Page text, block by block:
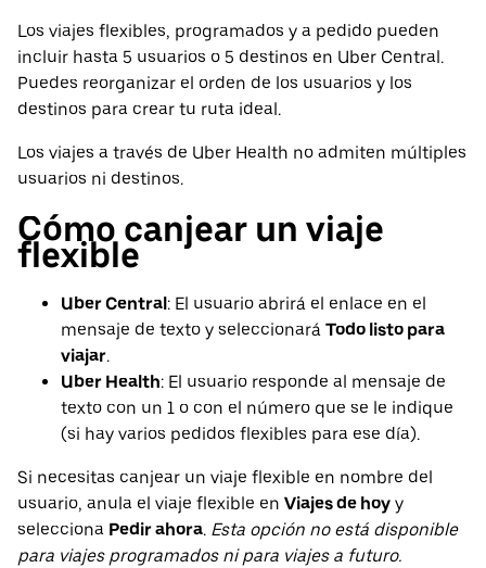
Los viajes flexibles, programados y a pedido pueden
incluir hasta 5 usuarios o 5 destinos en Uber Central.
Puedes reorganizar el orden de los usuarios y los
destinos para crear tu ruta ideal.
Los viajes a través de Uber Health no admiten múltiples
usuarios ni destinos.
Cómo canjear un viaje
flexible
Uber Central: El usuario abrirá el enlace en el
mensaje de texto y seleccionará Todo listo para
viajar.
Uber Health: El usuario responde al mensaje de
texto con un 1 o con el número que se le indique
(si hay varios pedidos flexibles para ese día).
Si necesitas canjear un viaje flexible en nombre del
usuario, anula el viaje flexible en Viajes de hoy y
selecciona Pedir ahora. Esta opción no está disponible
para viajes programados ni para viajes a futuro.